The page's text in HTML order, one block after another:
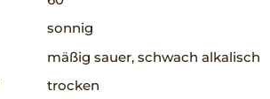
sonnig
mäßig sauer, schwach alkalisch
trocken